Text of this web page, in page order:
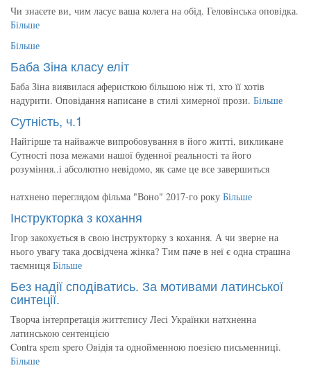
Чи знаєете ви, чим ласує ваша колега на обід. Геловінська оповідка.
Більше
Більше
Баба Зіна класу еліт
Баба Зіна виявилася аферисткою більшою ніж ті, хто її хотів
надурити. Оповідання написане в стилі химерної прози. Більше
Сутність, ч.1
Найгірше та найважче випробовування в його житті, викликане
Сутності поза межами нашої буденної реальності та його
розуміння..і абсолютно невідомо, як саме це все завершиться
натхнено переглядом фільма "Воно" 2017-го року Більше
Інструкторка з кохання
Ігор закохується в свою інструкторку з кохання. А чи зверне на
нього увагу така досвідчена жінка? Тим паче в неї є одна страшна
таємниця Більше
Без надії сподіватись. За мотивами латинської
синтеції.
Творча інтерпретація життєпису Лесі Українки натхненна
латинською сентенцією
Contra spem spero Овідія та однойменною поезією письменниці.
Більше